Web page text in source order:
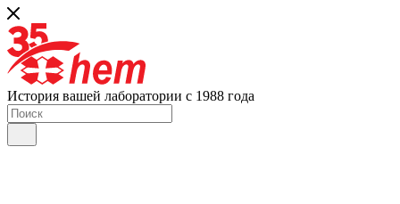
История вашей лаборатории с 1988 года